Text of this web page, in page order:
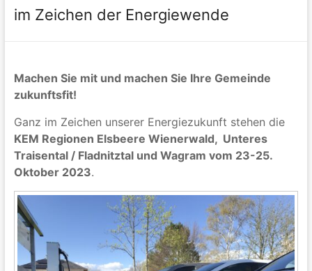
im Zeichen der Energiewende
Machen Sie mit und machen Sie Ihre Gemeinde
zukunftsfit!
Ganz im Zeichen unserer Energiezukunft stehen die
KEM Regionen Elsbeere Wienerwald, Unteres
Traisental / Fladnitztal und Wagram vom 23-25.
Oktober 2023.